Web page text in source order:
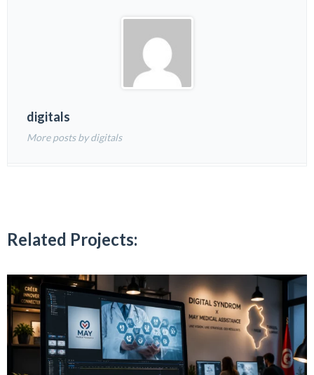
digitals
More posts by digitals
Related Projects: